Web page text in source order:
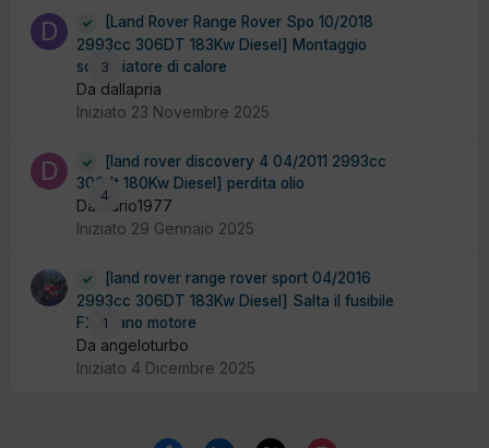
3
[Land Rover Range Rover Spo 10/2018
2993cc 306DT 183Kw Diesel] Montaggio
scambiatore di calore
Da dallapria
Iniziato 23 Novembre 2025
4
[land rover discovery 4 04/2011 2993cc
306dt 180Kw Diesel] perdita olio
Da dario1977
Iniziato 29 Gennaio 2025
1
[land rover range rover sport 04/2016
2993cc 306DT 183Kw Diesel] Salta il fusibile
F24 vano motore
Da angeloturbo
Iniziato 4 Dicembre 2025